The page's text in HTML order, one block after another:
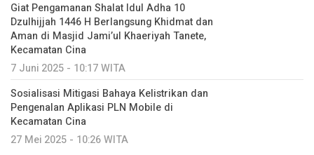
Giat Pengamanan Shalat Idul Adha 10
Dzulhijjah 1446 H Berlangsung Khidmat dan
Aman di Masjid Jami’ul Khaeriyah Tanete,
Kecamatan Cina
7 Juni 2025 - 10:17 WITA
Sosialisasi Mitigasi Bahaya Kelistrikan dan
Pengenalan Aplikasi PLN Mobile di
Kecamatan Cina
27 Mei 2025 - 10:26 WITA